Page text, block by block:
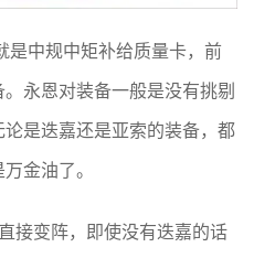
是中规中矩补给质量卡，前
永恩对装备一般是没有挑剔
是迭嘉还是亚索的装备，都
金油了。
接变阵，即使没有迭嘉的话